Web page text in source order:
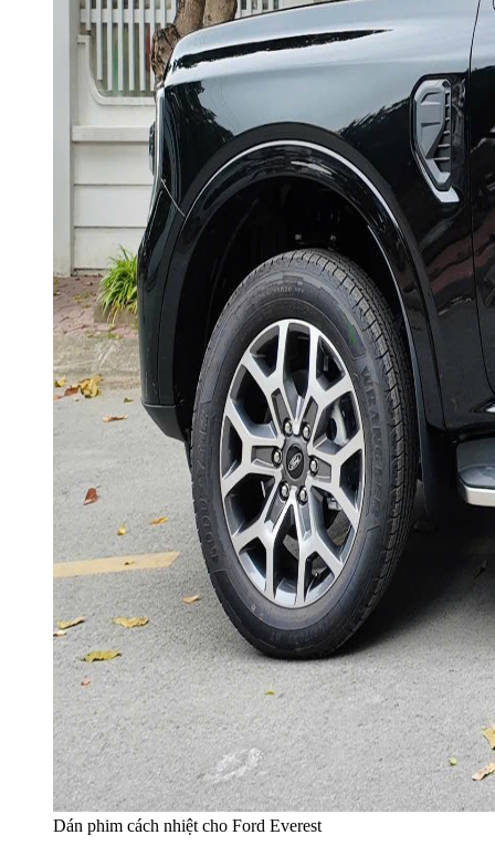
Dán phim cách nhiệt cho Ford Everest